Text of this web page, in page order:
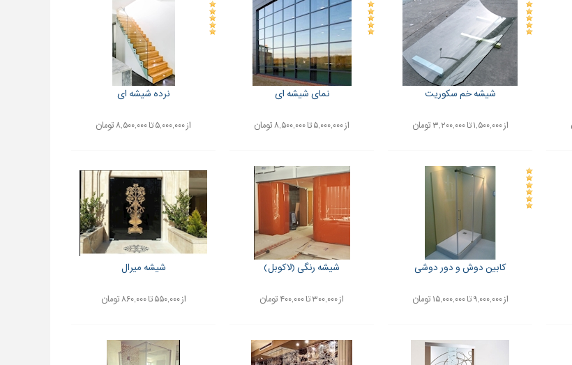
شیشه خم سکوریت
از ۱,۵۰۰,۰۰۰ تا ۳,۲۰۰,۰۰۰ تومان
نمای شیشه ای
از ۵,۰۰۰,۰۰۰ تا ۸,۵۰۰,۰۰۰ تومان
نرده شیشه ای
از ۵,۰۰۰,۰۰۰ تا ۸,۵۰۰,۰۰۰ تومان
کابین دوش و دور دوشی
از ۹,۰۰۰,۰۰۰ تا ۱۵,۰۰۰,۰۰۰ تومان
شیشه رنگی (لاکوبل)
از ۳۰۰,۰۰۰ تا ۴۰۰,۰۰۰ تومان
شیشه میرال
از ۵۵۰,۰۰۰ تا ۸۶۰,۰۰۰ تومان